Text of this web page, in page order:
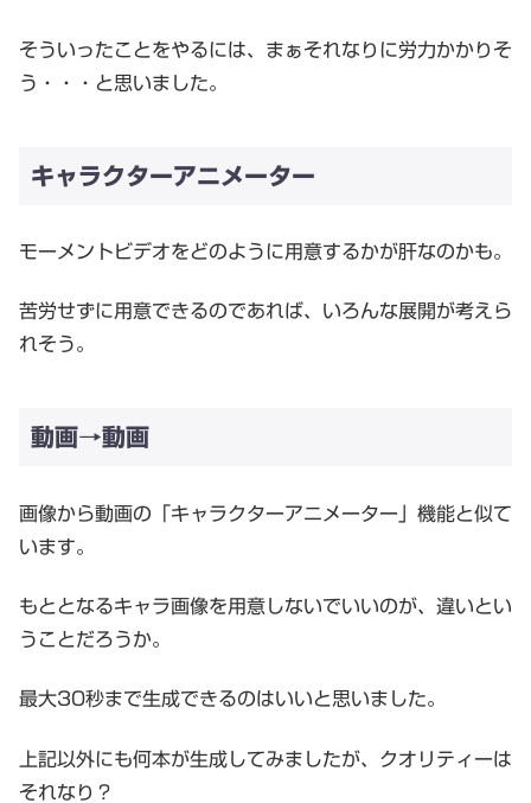
そういったことをやるには、まぁそれなりに労力かかりそ
う・・・と思いました。
キャラクターアニメーター
モーメントビデオをどのように用意するかが肝なのかも。
苦労せずに用意できるのであれば、いろんな展開が考えら
れそう。
動画→動画
画像から動画の「キャラクターアニメーター」機能と似て
います。
もととなるキャラ画像を用意しないでいいのが、違いとい
うことだろうか。
最大30秒まで生成できるのはいいと思いました。
上記以外にも何本が生成してみましたが、クオリティーは
それなり？